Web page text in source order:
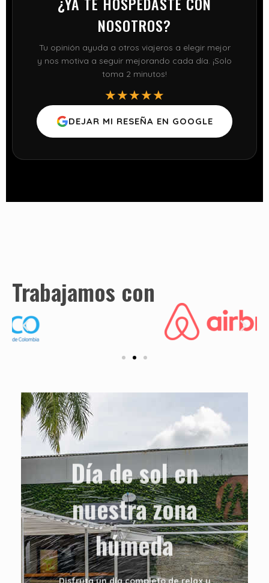
NOSOTROS?
Tu opinión ayuda a otros viajeros a elegir mejor
y nos motiva a seguir mejorando cada día. ¡Solo
toma 2 minutos!
★★★★★
DEJAR MI RESEÑA EN GOOGLE
Trabajamos con
Día de sol en
nuestra zona
húmeda
Disfruta un día completo de relax y